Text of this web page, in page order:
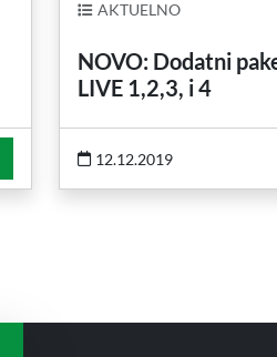
AKTUELNO
NOVO: Dodatni
LIVE 1,2,3, i 4
12.12.2019